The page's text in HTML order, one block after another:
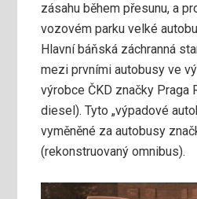
zásahu během přesunu, a
vozovém parku velké
Hlavní báňská záchranná
mezi prvními autobusy ve
výrobce ČKD značky Praga
diesel). Tyto „výpadové
vyměněné za autobusy
(rekonstruovaný omnibus).